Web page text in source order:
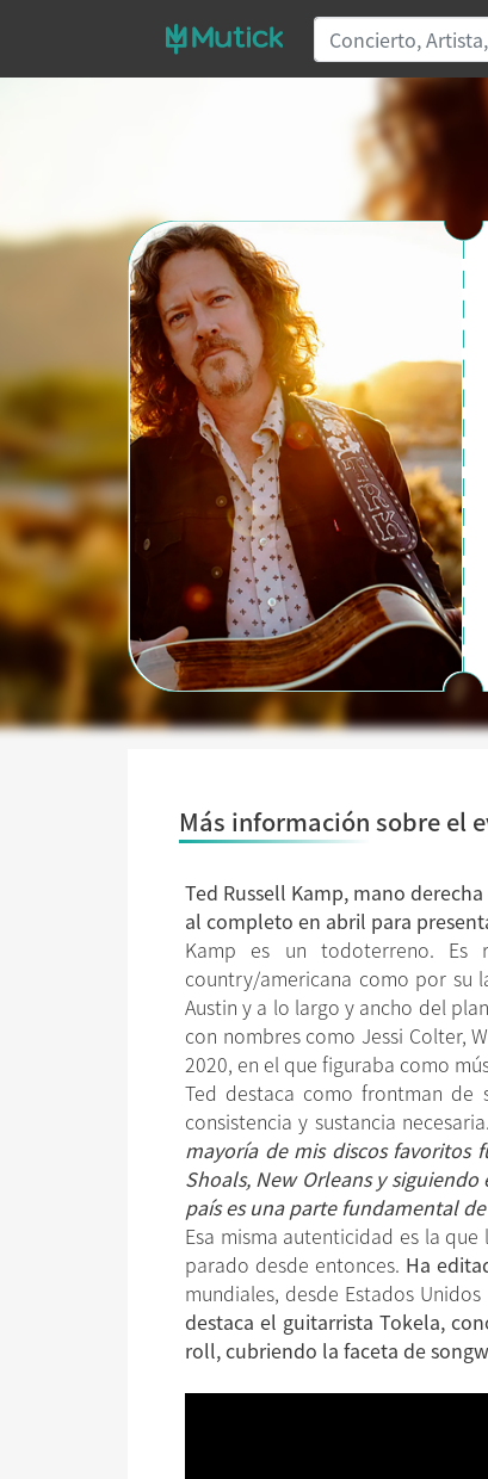
Más información sobre el
Ted Russell Kamp, mano
al completo en abril para
Kamp es un todoterreno. Es
country/americana como por su
Austin y a lo largo y ancho del
con nombres como Jessi Colter,
2020, en el que figuraba como
Ted destaca como frontman
consistencia y sustancia necesaria.
mayoría de mis discos favoritos
Shoals, New Orleans y
país es una parte fundamental
Esa misma autenticidad es la
parado desde entonces. Ha
mundiales, desde Estados
destaca el guitarrista Tokela,
roll, cubriendo la faceta de